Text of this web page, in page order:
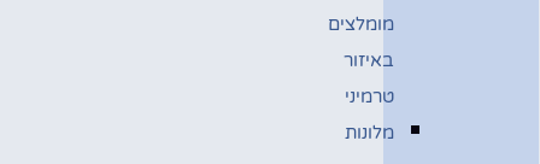
מומלצים
באיזור
טרמיני
מלונות